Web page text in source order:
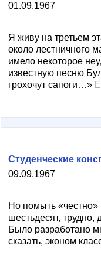
01.09.1967
Я живу на третьем
около лестничного
имело некоторое
известную песню
грохочут сапоги…»
09.09.1967
Студенческие
Но помыть «честно»
шестьдесят, трудно,
Было разработано
сказать, эконом